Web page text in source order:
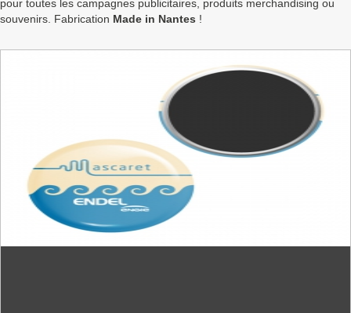
v
pour toutes les campagnes publicitaires, produits merchandising ou
souvenirs. Fabrication Made in Nantes !